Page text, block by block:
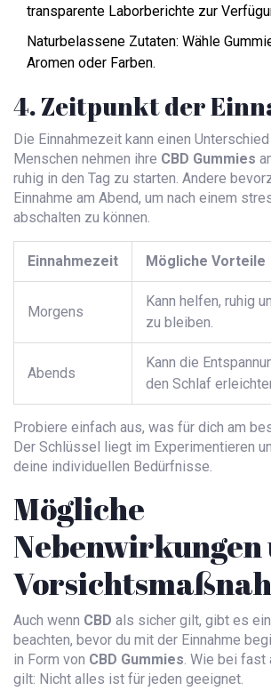
transparente Laborberichte zur
Naturbelassene Zutaten: Wähle
Aromen oder Farben.
4. Zeitpunkt der
Die Einnahmezeit kann einen
Menschen nehmen ihre CBD Gummies
ruhig in den Tag zu starten. Andere
Einnahme am Abend, um nach einem
abschalten zu können.
Einnahmezeit Mögliche Vorteile
Morgens
Kann helfen, ruhig
zu bleiben.
Abends
Kann die
den Schlaf
Probiere einfach aus, was für dich am
Der Schlüssel liegt im Experimentieren
deine individuellen Bedürfnisse.
Mögliche
Nebenwirkungen
Auch wenn CBD als sicher gilt, gibt es
beachten, bevor du mit der Einnahme
in Form von CBD Gummies. Wie bei fast
gilt: Nicht alles ist für jeden geeignet.